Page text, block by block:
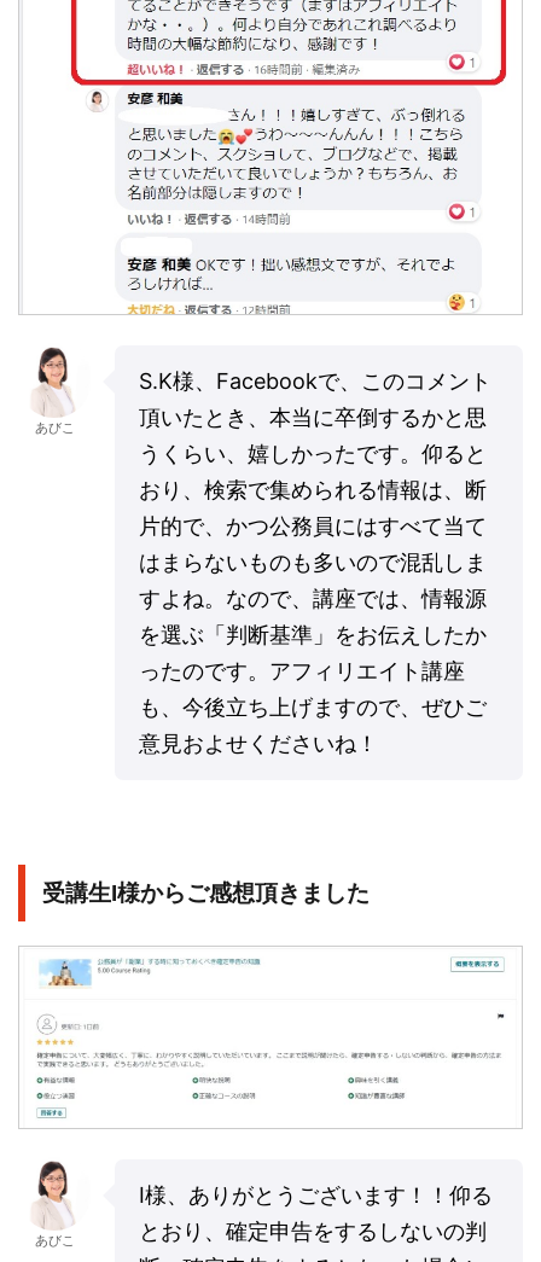
あびこ
S.K様、Facebookで、このコメント
頂いたとき、 本当に卒倒するかと思
うくらい、嬉しかったです。仰ると
おり、 検索で集められる情報は、断
片的で、 かつ公務員にはすべて当て
はまらないものも多いので混乱しま
すよ ね。なので、講座では、情報源
を選ぶ「判断基準」 をお伝えしたか
ったのです。アフィリエイト講座
も、 今後立ち上げますので、ぜひご
意見およせくださいね！
受講生I様からご感想頂きました
あびこ
I様、ありがとうございます！！仰る
とおり、確定申告をするしないの判